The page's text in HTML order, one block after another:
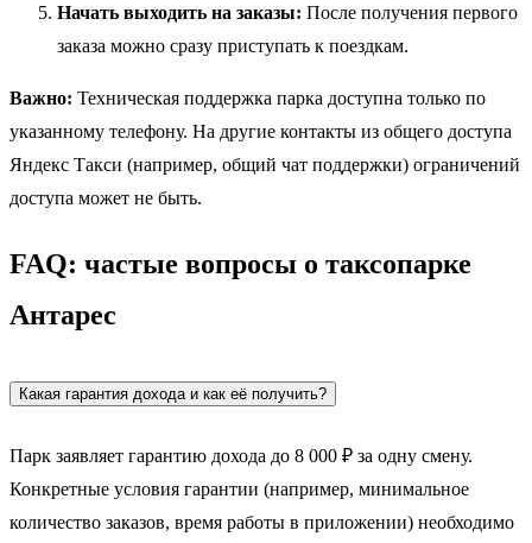
Начать выходить на заказы: После получения первого
заказа можно сразу приступать к поездкам.
Важно: Техническая поддержка парка доступна только по
указанному телефону. На другие контакты из общего доступа
Яндекс Такси (например, общий чат поддержки) ограничений
доступа может не быть.
FAQ: частые вопросы о таксопарке
Антарес
Какая гарантия дохода и как её получить?
Парк заявляет гарантию дохода до 8 000 ₽ за одну смену.
Конкретные условия гарантии (например, минимальное
количество заказов, время работы в приложении) необходимо